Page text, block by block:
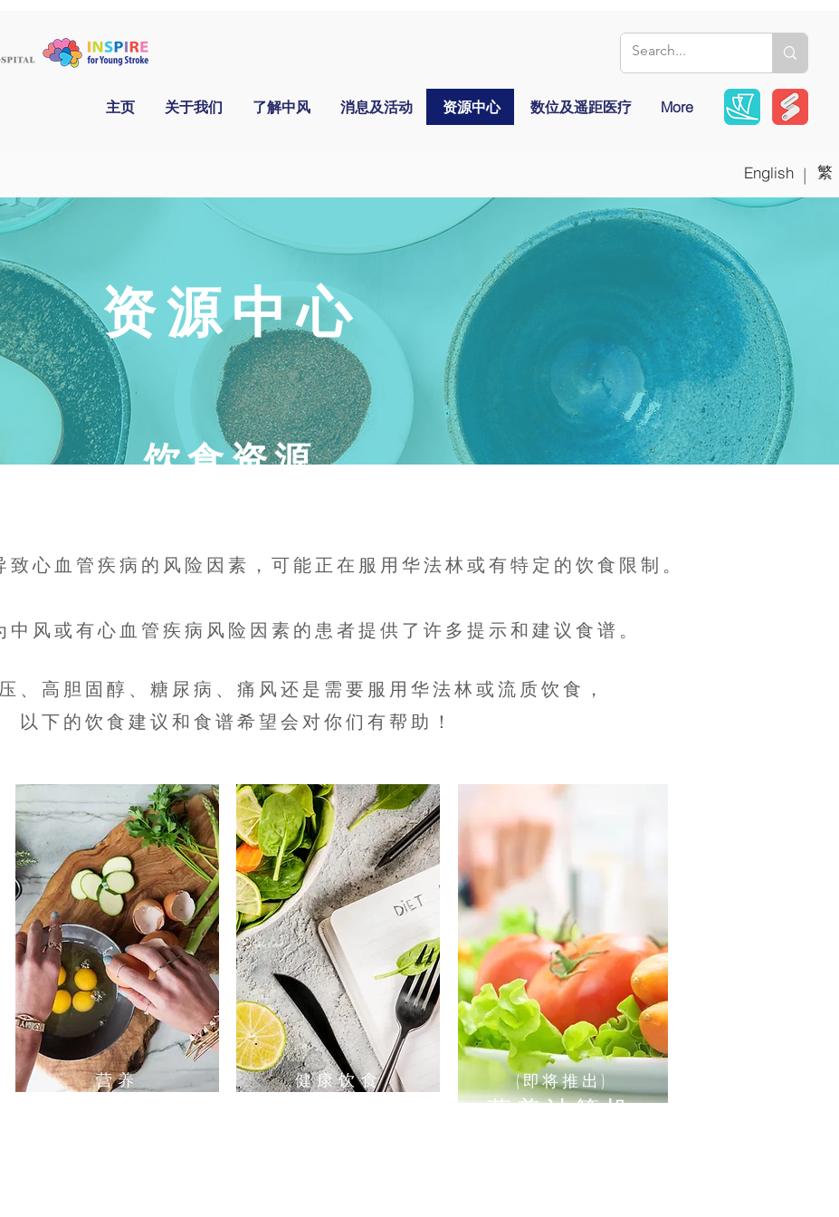
主页 关于我们 了解中风 消息及活动 资源中心 数位及遥距医疗 More
English | 繁
资源中心
饮食资源
心血管疾病的风险因素，可能正在服用华法林或有特定的饮食限制。​
中风或有心血管疾病风险因素的患者提供了许多提示和建议食谱。
、高胆固醇、糖尿病、痛风还是需要服用华法林或流质饮食，
以下的饮食建议和食谱希望会对你们有帮助！
营养 (即将推出)
营养计算机
健康饮食